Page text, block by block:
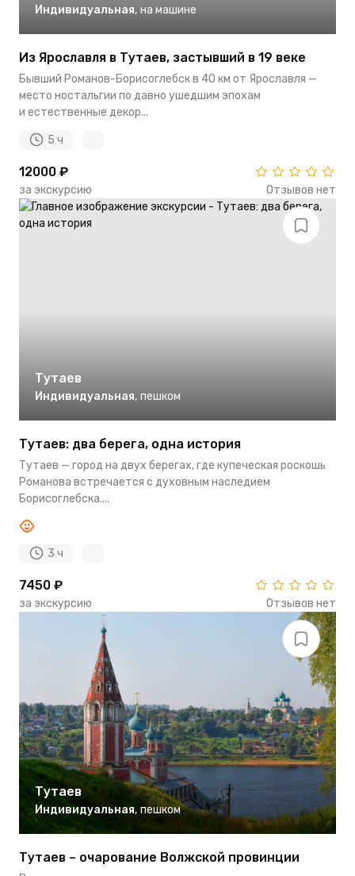
Индивидуальная, на машине
Из Ярославля в Тутаев, застывший в 19 веке
Бывший Романов-Борисоглебск в 40 км от Ярославля —
место ностальгии по давно ушедшим эпохам
и естественные декор...
5 ч
12000 ₽
за экскурсию Отзывов нет
Тутаев
Индивидуальная, пешком
Тутаев: два берега, одна история
Тутаев — город на двух берегах, где купеческая роскошь
Романова встречается с духовным наследием
Борисоглебска....
3 ч
7450 ₽
за экскурсию Отзывов нет
Тутаев
Индивидуальная, пешком
Тутаев – очарование Волжской провинции